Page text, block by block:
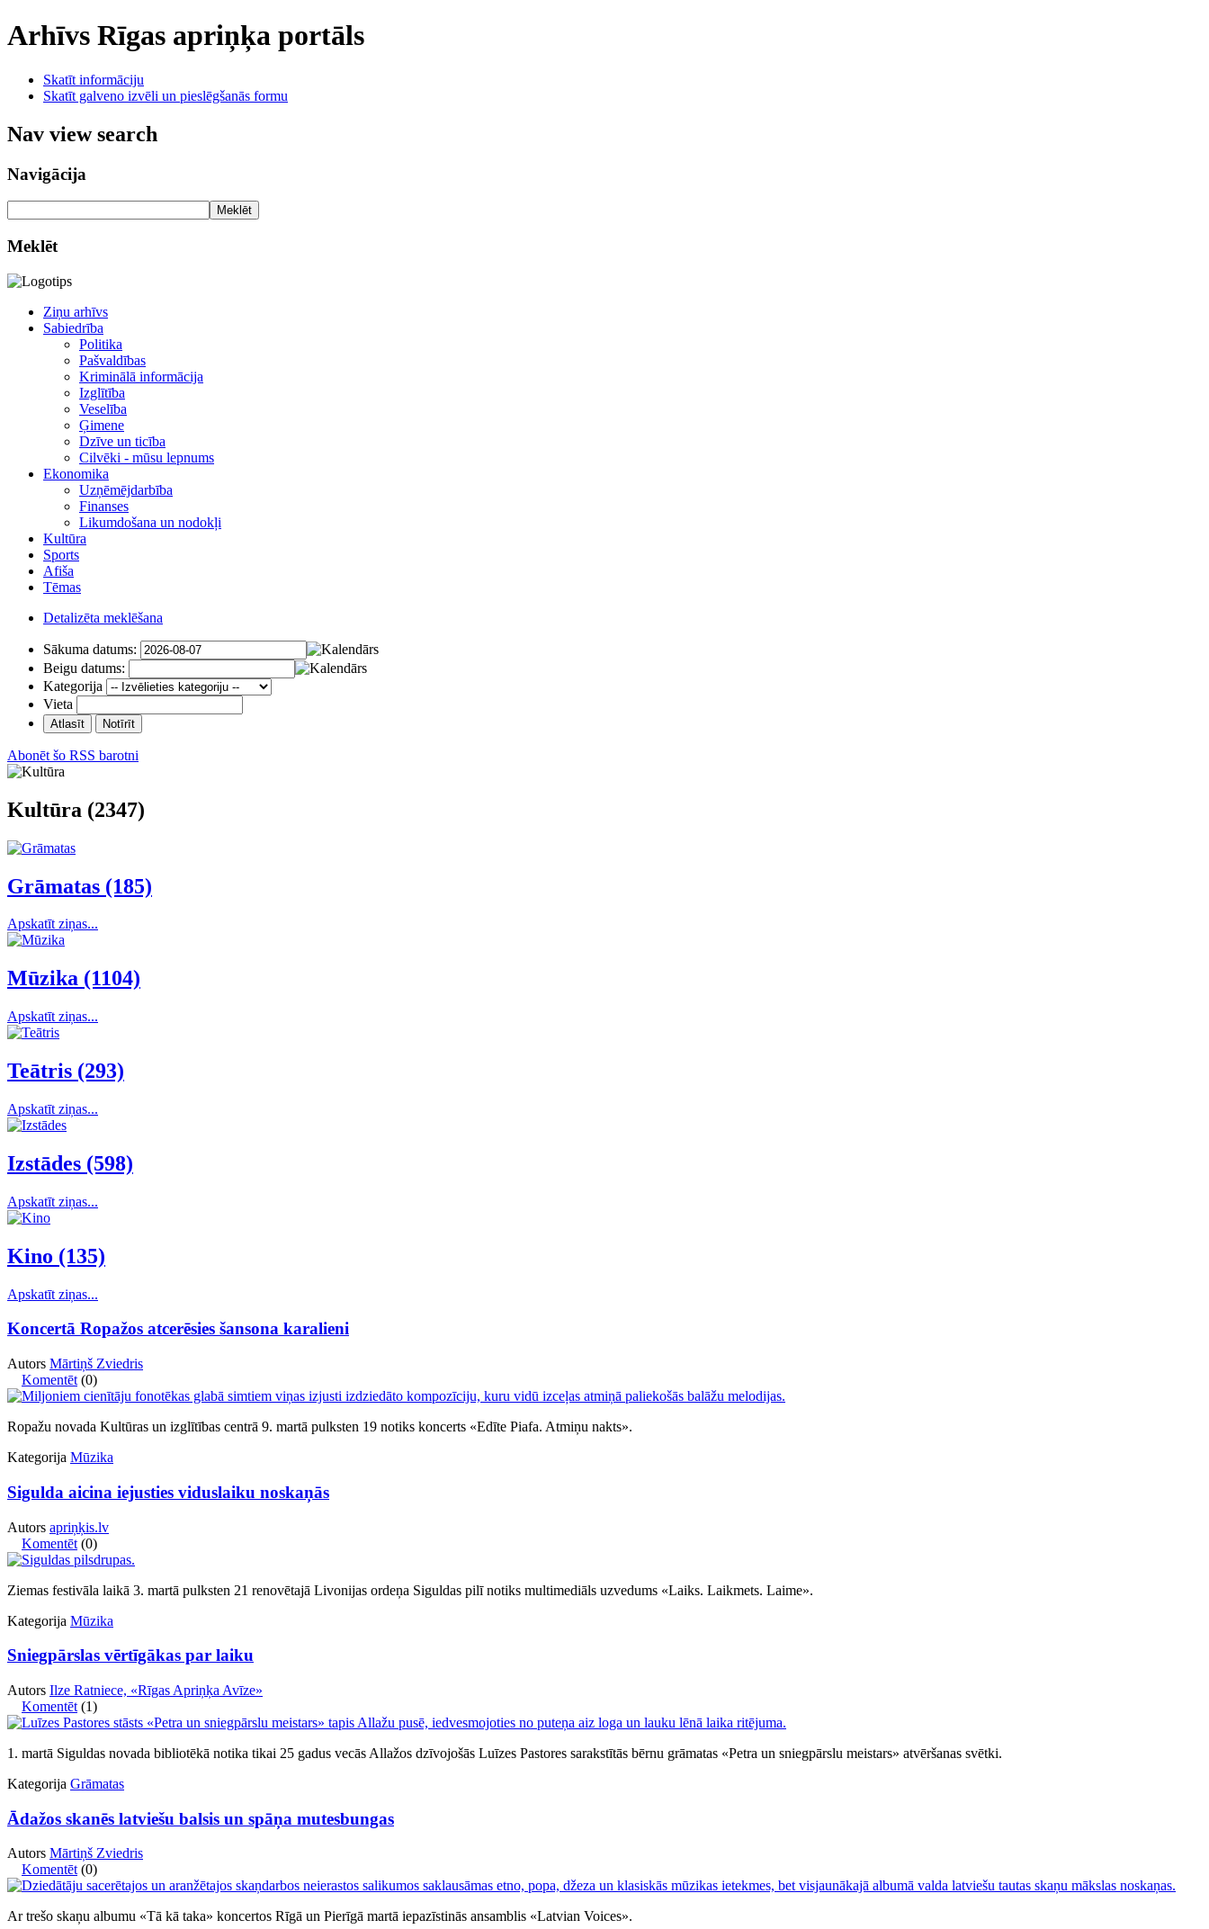
Arhīvs Rīgas apriņķa portāls
Skatīt informāciju
Skatīt galveno izvēli un pieslēgšanās formu
Nav view search
Navigācija
Meklēt
Meklēt
Ziņu arhīvs
Sabiedrība
Politika
Pašvaldības
Kriminālā informācija
Izglītība
Veselība
Ģimene
Dzīve un ticība
Cilvēki - mūsu lepnums
Ekonomika
Uzņēmējdarbība
Finanses
Likumdošana un nodokļi
Kultūra
Sports
Afiša
Tēmas
Detalizēta meklēšana
Sākuma datums:
Beigu datums:
Kategorija
Vieta
Abonēt šo RSS barotni
Kultūra (2347)
Grāmatas (185)
Apskatīt ziņas...
Mūzika (1104)
Apskatīt ziņas...
Teātris (293)
Apskatīt ziņas...
Izstādes (598)
Apskatīt ziņas...
Kino (135)
Apskatīt ziņas...
Koncertā Ropažos atcerēsies šansona karalieni
Autors Mārtiņš Zviedris
Komentēt (0)
Ropažu novada Kultūras un izglītības centrā 9. martā pulksten 19 notiks koncerts «Edīte Piafa. Atmiņu nakts».
Kategorija Mūzika
Sigulda aicina iejusties viduslaiku noskaņās
Autors apriņķis.lv
Komentēt (0)
Ziemas festivāla laikā 3. martā pulksten 21 renovētajā Livonijas ordeņa Siguldas pilī notiks multimediāls uzvedums «Laiks. Laikmets. Laime».
Kategorija Mūzika
Sniegpārslas vērtīgākas par laiku
Autors Ilze Ratniece, «Rīgas Apriņķa Avīze»
Komentēt (1)
1. martā Siguldas novada bibliotēkā notika tikai 25 gadus vecās Allažos dzīvojošās Luīzes Pastores sarakstītās bērnu grāmatas «Petra un sniegpārslu meistars» atvēršanas svētki.
Kategorija Grāmatas
Ādažos skanēs latviešu balsis un spāņa mutesbungas
Autors Mārtiņš Zviedris
Komentēt (0)
Ar trešo skaņu albumu «Tā kā taka» koncertos Rīgā un Pierīgā martā iepazīstinās ansamblis «Latvian Voices».